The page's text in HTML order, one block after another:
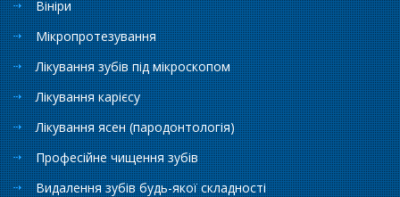
Вініри
Мікропротезування
Лікування зубів під мікроскопом
Лікування карієсу
Лікування ясен (пародонтологія)
Професійне чищення зубів
Видалення зубів будь-якої складності